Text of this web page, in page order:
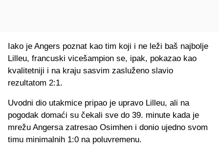
Iako je Angers poznat kao tim koji i ne leži baš najbolje
Lilleu, francuski vicešampion se, ipak, pokazao kao
kvalitetniji i na kraju sasvim zasluženo slavio
rezultatom 2:1.
Uvodni dio utakmice pripao je upravo Lilleu, ali na
pogodak domaći su čekali sve do 39. minute kada je
mrežu Angersa zatresao Osimhen i donio ujedno svom
timu minimalnih 1:0 na poluvremenu.